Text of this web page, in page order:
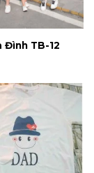
Đình TB-12